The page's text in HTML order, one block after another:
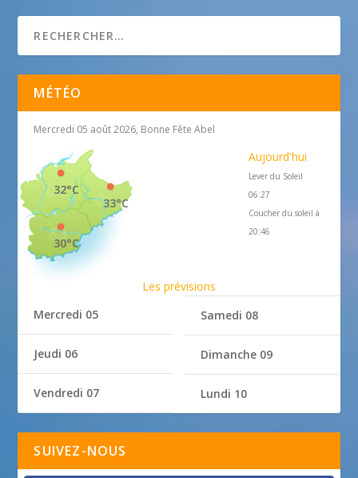
MÉTÉO
Mercredi 05 août 2026, Bonne Fête Abel
33°C
32°C
30°C
Aujourd'hui
Lever du Soleil
06:27
Coucher du soleil à
20:46
Les prévisions
Mercredi 05
Jeudi 06
Vendredi 07
Samedi 08
Dimanche 09
Lundi 10
SUIVEZ-NOUS